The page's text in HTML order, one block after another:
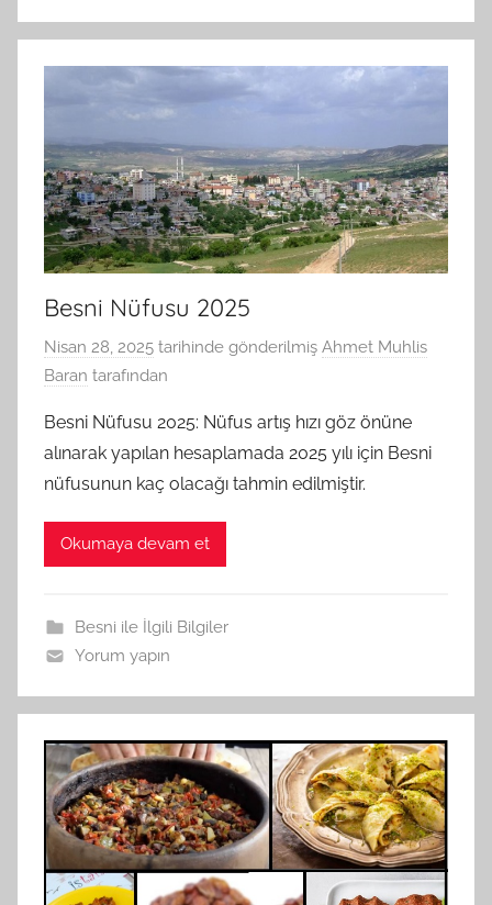
Besni Nüfusu 2025
Nisan 28, 2025 tarihinde gönderilmiş Ahmet Muhlis
Baran tarafından
Besni Nüfusu 2025: Nüfus artış hızı göz önüne
alınarak yapılan hesaplamada 2025 yılı için Besni
nüfusunun kaç olacağı tahmin edilmiştir.
Okumaya devam et
Besni ile İlgili Bilgiler
Yorum yapın